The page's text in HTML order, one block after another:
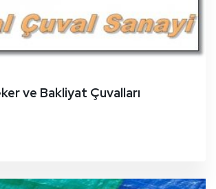
ve Bakliyat Çuvalları